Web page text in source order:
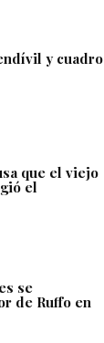
y cuadro
que el viejo
el
se
de Ruffo en